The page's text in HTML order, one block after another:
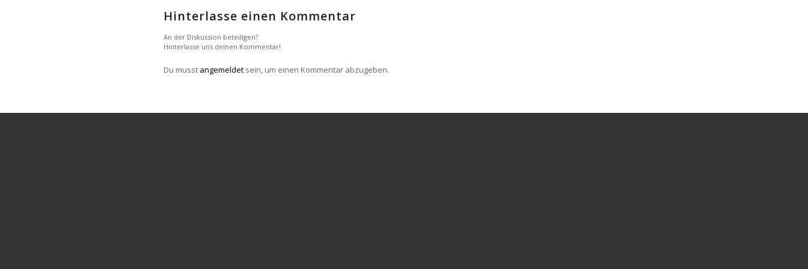
Hinterlasse einen Kommentar
An der Diskussion beteiligen?
Hinterlasse uns deinen Kommentar!
Du musst angemeldet sein, um einen Kommentar abzugeben.